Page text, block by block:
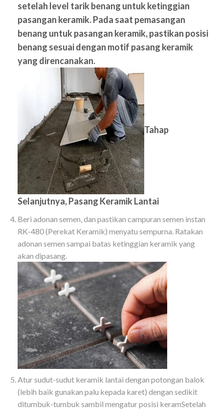
setelah level tarik benang untuk ketinggian
pasangan keramik. Pada saat pemasangan
benang untuk pasangan keramik, pastikan posisi
benang sesuai dengan motif pasang keramik
yang direncanakan.
Tahap
Selanjutnya, Pasang Keramik Lantai
Beri adonan semen, dan pastikan campuran semen instan
RK-480 (Perekat Keramik) menyatu sempurna. Ratakan
adonan semen sampai batas ketinggian keramik yang
akan dipasang.
Atur sudut-sudut keramik lantai dengan potongan balok
(lebih baik gunakan palu kepada karet) dengan sedikit
ditumbuk-tumbuk sambil mengatur posisi keramSetelah